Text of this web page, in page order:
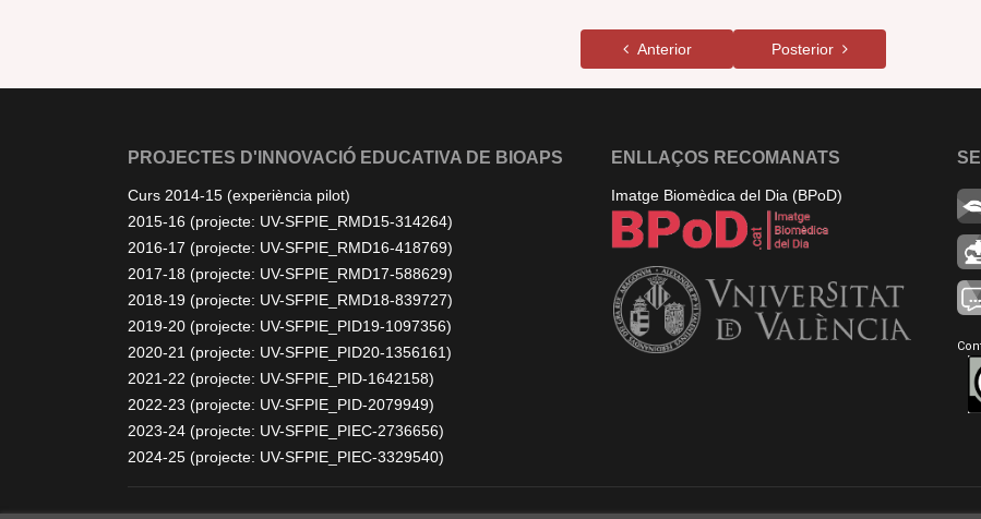
Anterior Posterior
PROJECTES D'INNOVACIÓ EDUCATIVA DE BIOAPS
Curs 2014-15 (experiència pilot)
2015-16 (projecte: UV-SFPIE_RMD15-314264)
2016-17 (projecte: UV-SFPIE_RMD16-418769)
2017-18 (projecte: UV-SFPIE_RMD17-588629)
2018-19 (projecte: UV-SFPIE_RMD18-839727)
2019-20 (projecte: UV-SFPIE_PID19-1097356)
2020-21 (projecte: UV-SFPIE_PID20-1356161)
2021-22 (projecte: UV-SFPIE_PID-1642158)
2022-23 (projecte: UV-SFPIE_PID-2079949)
2023-24 (projecte: UV-SFPIE_PIEC-2736656)
2024-25 (projecte: UV-SFPIE_PIEC-3329540)
ENLLAÇOS RECOMANATS
Imatge Biomèdica del Dia (BPoD)